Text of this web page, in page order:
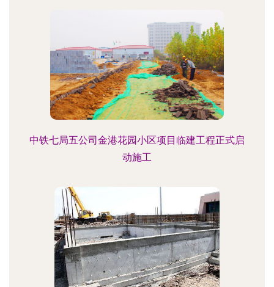
中铁七局五公司金港花园小区项目临建工程正式启
动施工